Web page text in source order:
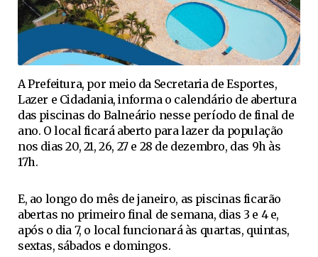
A Prefeitura, por meio da Secretaria de Esportes,
Lazer e Cidadania, informa o calendário de abertura
das piscinas do Balneário nesse período de final de
ano. O local ficará aberto para lazer da população
nos dias 20, 21, 26, 27 e 28 de dezembro, das 9h às
17h.
E, ao longo do mês de janeiro, as piscinas ficarão
abertas no primeiro final de semana, dias 3 e 4 e,
após o dia 7, o local funcionará às quartas, quintas,
sextas, sábados e domingos.